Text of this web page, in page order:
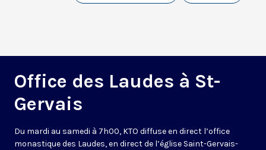
Office des Laudes à St-
Gervais
Du mardi au samedi à 7h00, KTO diffuse en direct l’office
monastique des Laudes, en direct de l’église Saint-Gervais-